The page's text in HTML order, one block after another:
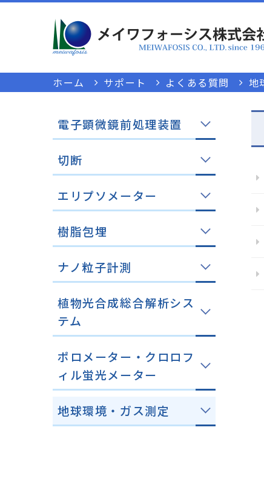
ホーム サポート よくある質問 地
電子顕微鏡前処理装置
切断
エリプソメーター
樹脂包埋
ナノ粒子計測
植物光合成総合解析シス
テム
ポロメーター・クロロフ
ィル蛍光メーター
地球環境・ガス測定